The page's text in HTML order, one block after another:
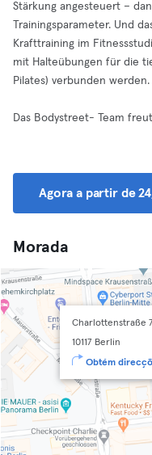
Stärkung angesteuert –
Trainingsparameter. Und
Krafttraining im
mit Halteübungen für die
Pilates) verbunden werden.
Das Bodystreet- Team
Agora a partir de
Morada
Charlottenstraße
10117 Berlin
Obtém